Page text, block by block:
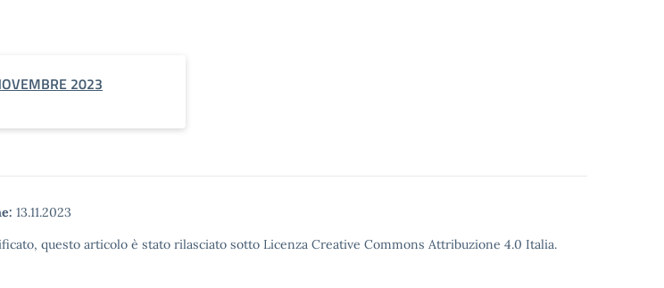
2023
13.11.2023
questo articolo è stato rilasciato sotto Licenza Creative Commons Attribuzione 4.0 Italia.